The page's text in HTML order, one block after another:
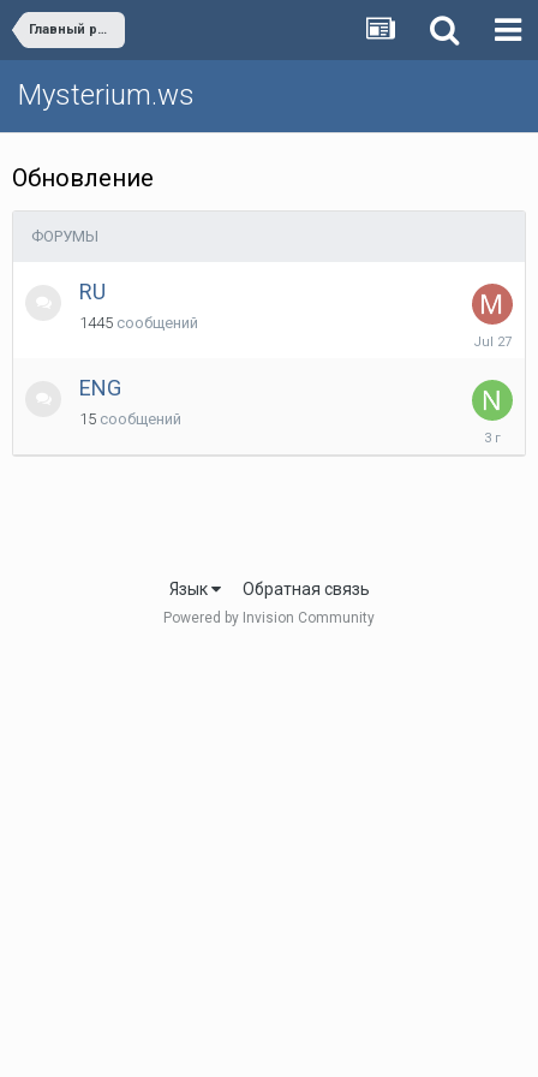
Главный раздел
Mysterium.ws
Обновление
ФОРУМЫ
RU
1445 сообщений
July
ENG
15 сообщений
May
5,
Язык Обратная связь
Powered by Invision Community